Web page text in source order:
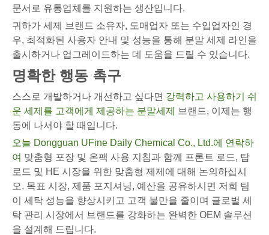
문서로 유통업체를 지원하는 생산입니다.
귀하가 세제 브랜드 소유자, 도매업자 또는 수입업자인 경
우, 최적화된 사용자 안내 및 성능을 통해 분말 세제 라인을
출시하거나 업그레이드하는 데 도움을 드릴 수 있습니다.
명확한 행동 촉구
스스로 개발하거나 개선하고 싶다면 강력하고 사용하기 쉬
운 세제를 고객에게 제공하는 분말세제
브랜드, 이제는 행
동에 나서야 할 때입니다.
오늘 Dongguan UFine Daily Chemical Co., Ltd.에 연락하
여 맞춤형 포장 및 온팩 사용 지침과 함께 프론트 로드, 탑
로드 및 HE 시장을 위한 맞춤형 제제에 대해 논의하십시
오. 목표 시장, 제품 포지셔닝, 예산을 공유하시면 저희 팀
이 세탁 성능을 향상시키고 고객 불만을 줄이며 글로벌 세
탁 관리 시장에서 브랜드를 강화하는 완벽한 OEM 솔루션
을 설계해 드립니다.